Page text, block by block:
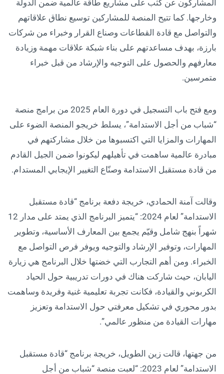
المشاركون عن كثب على مشاريع طاقة عالمية ضمن الدولة
وخارجها. كما تتيح المنصة للمشاركين توسيع نطاق علاقاتهم
والتواصل مع قادة القطاعات وصناع القرار وخبراء من شركات
بارزة، بهدف مساعدتهم على بناء شبكة علاقات مهمة وزيادة
معارفهم والحصول على التوجيه والإرشاد من قبل خبراء
متمرسين.
ومع فتح باب التسجيل في دورة العام 2025 من برامج منصة
“شباب من أجل الاستدامة”، يسلط خريجو المنصة الضوء على
المهارات والمزايا التي اكتسبوها من خلال مشاركتهم في
مبادرة عالمية ساهمت في تأهيلهم ليكونوا ضمن الجيل القادم
من قادة مستقبل الاستدامة وصنّاع التغيير الإيجابي المستدام.
وقالت آمنة الحمادي، خريجة دفعة برنامج “قادة مستقبل
الاستدامة” لعام 2024: “يتميز البرنامج الذي يمتد على مدار 12
شهراً بنهج شامل وقيّم يجمع بين المعارف الأساسية، وتطوير
المهارات، وتوفير الإرشاد والتوجيه ويوفر فرص التواصل مع
الخبراء. ومن أهم التجارب التي خضتها خلال البرنامج هي زيارة
اليابان، حيث شاركت هناك في دورات تدريبية حول الحياد
الكربوني والقيادة، فكانت تجربة تعليمية غنية وفريدة وساهمت
بدور محوري في تشكيل معرفتي حول الاستدامة وتعزيز
مهارات القيادة من منظور عالمي”.
من جهتها، قالت زين الطويل، خريجة برنامج “قادة مستقبل
الاستدامة” لعام 2023: “لعبت منصة “شباب من أجل